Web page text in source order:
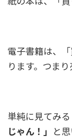
電子書籍は、
ります。つまり
単純に見てみる
じゃん！」 と